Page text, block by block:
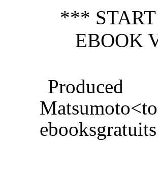
*** START
EBOOK
ebooksgratuits